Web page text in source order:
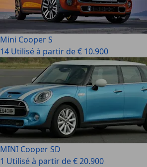
Mini Cooper S
14 Utilisé à partir de € 10.900
MINI Cooper SD
1 Utilisé à partir de € 20.900